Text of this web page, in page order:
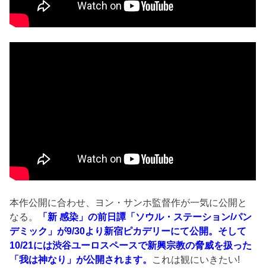
本作公開に合わせ、ヨン・サンホ監督作が一気に公開と
なる。
「新 感染」の前日譚「ソウル・ステーション/パン
デミック」が9/30より新宿ピカデリーにて公開。そして
10/21には渋谷ユーロスペースで新興宗教の脅威を扱った
「我は神なり」が公開されます。 これは観にいきたい!